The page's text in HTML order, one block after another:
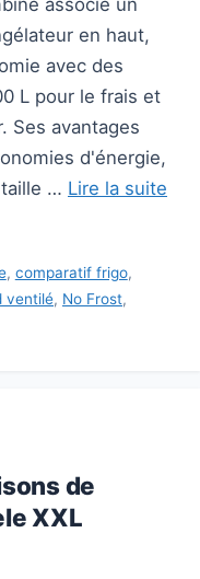
en haut,
avec des
L pour le frais et
Ses avantages
d'énergie,
… Lire la suite
, comparatif frigo,
ventilé, No Frost,
de
XXL